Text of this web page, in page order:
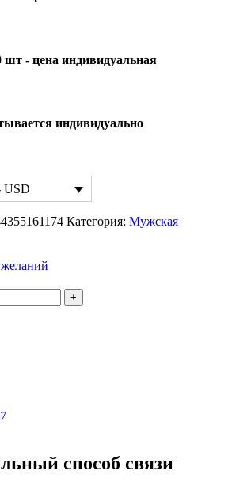
шт - цена индивидуальная
индивидуально
Категория: Мужская
способ связи